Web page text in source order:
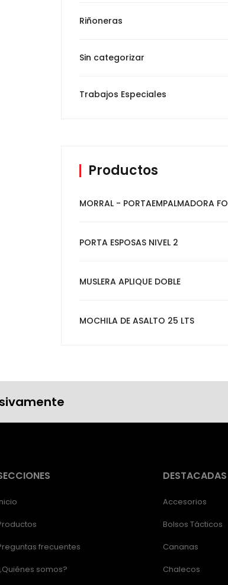
Riñoneras
Sin categorizar
Trabajos Especiales
Productos
MORRAL - PORTAEMPALMADORA FO
PORTA ESPOSAS NIVEL 2
MUSLERA APLIQUE DOBLE
MOCHILA DE ASALTO 25 LTS
frecuentes
somos?
DESTACADAS
Accesorios
Bolsos Tácticos
Cananas
Chalecos